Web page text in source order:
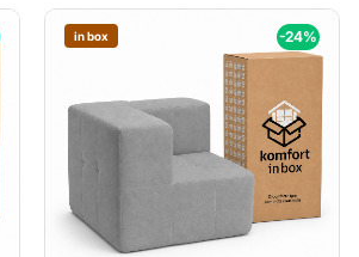
in box -24%